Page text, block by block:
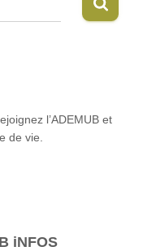
l’ADEMUB et
de vie.
iNFOS